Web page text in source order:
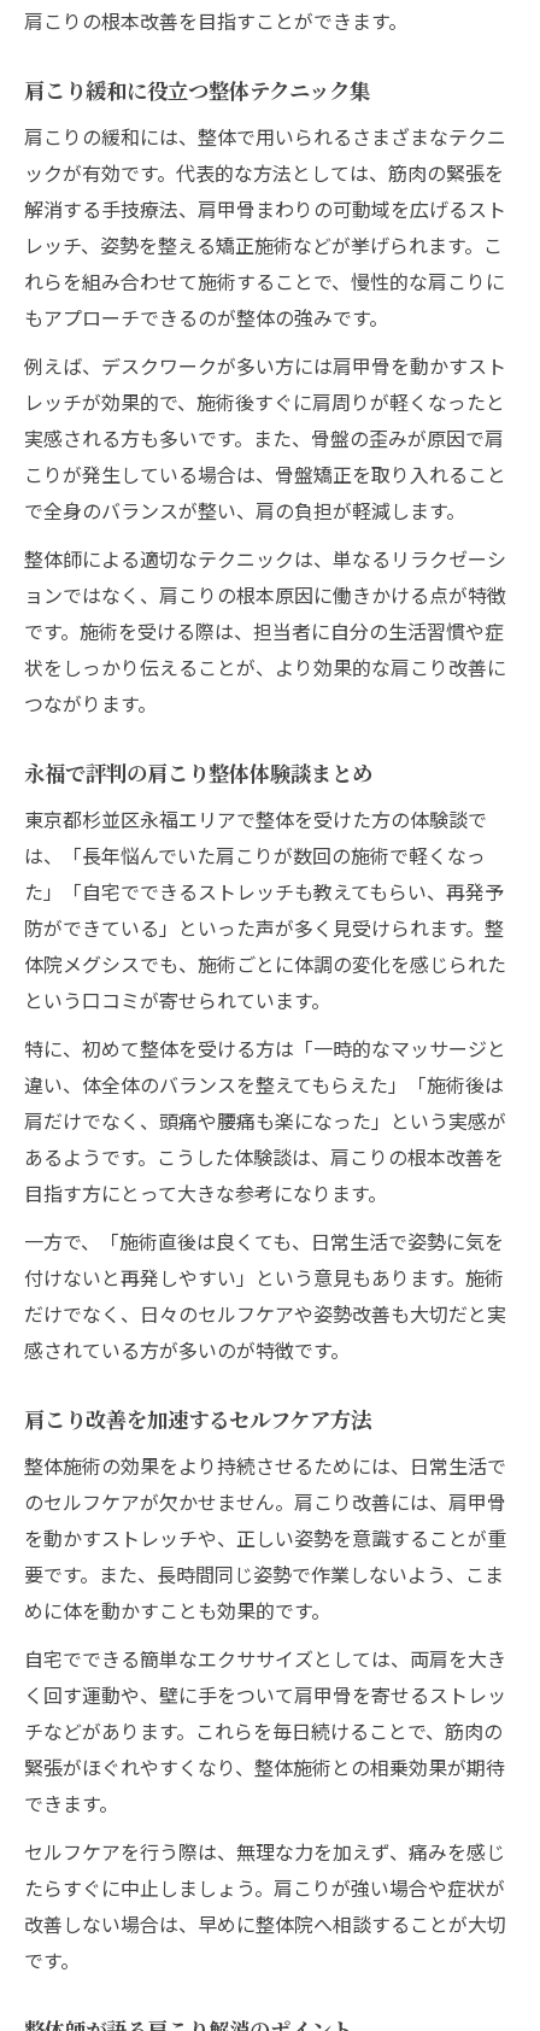
肩こりの根本改善を目指すことができます。
肩こり緩和に役立つ整体テクニック集
肩こりの緩和には、整体で用いられるさまざまなテクニ
ックが有効です。代表的な方法としては、筋肉の緊張を
解消する手技療法、肩甲骨まわりの可動域を広げるスト
レッチ、姿勢を整える矯正施術などが挙げられます。こ
れらを組み合わせて施術することで、慢性的な肩こりに
もアプローチできるのが整体の強みです。
例えば、デスクワークが多い方には肩甲骨を動かすスト
レッチが効果的で、施術後すぐに肩周りが軽くなったと
実感される方も多いです。また、骨盤の歪みが原因で肩
こりが発生している場合は、骨盤矯正を取り入れること
で全身のバランスが整い、肩の負担が軽減します。
整体師による適切なテクニックは、単なるリラクゼーシ
ョンではなく、肩こりの根本原因に働きかける点が特徴
です。施術を受ける際は、担当者に自分の生活習慣や症
状をしっかり伝えることが、より効果的な肩こり改善に
つながります。
永福で評判の肩こり整体体験談まとめ
東京都杉並区永福エリアで整体を受けた方の体験談で
は、「長年悩んでいた肩こりが数回の施術で軽くなっ
た」「自宅でできるストレッチも教えてもらい、再発予
防ができている」といった声が多く見受けられます。整
体院メグシスでも、施術ごとに体調の変化を感じられた
という口コミが寄せられています。
特に、初めて整体を受ける方は「一時的なマッサージと
違い、体全体のバランスを整えてもらえた」「施術後は
肩だけでなく、頭痛や腰痛も楽になった」という実感が
あるようです。こうした体験談は、肩こりの根本改善を
目指す方にとって大きな参考になります。
一方で、「施術直後は良くても、日常生活で姿勢に気を
付けないと再発しやすい」という意見もあります。施術
だけでなく、日々のセルフケアや姿勢改善も大切だと実
感されている方が多いのが特徴です。
肩こり改善を加速するセルフケア方法
整体施術の効果をより持続させるためには、日常生活で
のセルフケアが欠かせません。肩こり改善には、肩甲骨
を動かすストレッチや、正しい姿勢を意識することが重
要です。また、長時間同じ姿勢で作業しないよう、こま
めに体を動かすことも効果的です。
自宅でできる簡単なエクササイズとしては、両肩を大き
く回す運動や、壁に手をついて肩甲骨を寄せるストレッ
チなどがあります。これらを毎日続けることで、筋肉の
緊張がほぐれやすくなり、整体施術との相乗効果が期待
できます。
セルフケアを行う際は、無理な力を加えず、痛みを感じ
たらすぐに中止しましょう。肩こりが強い場合や症状が
改善しない場合は、早めに整体院へ相談することが大切
です。